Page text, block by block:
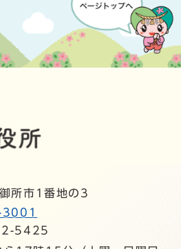
所市1番地の3
5425